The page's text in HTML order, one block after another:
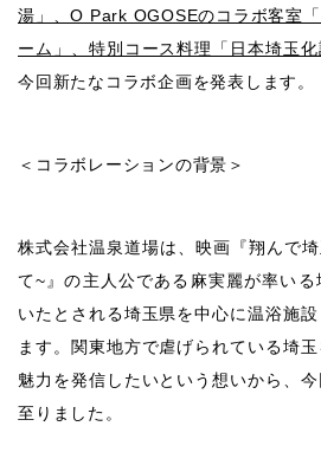
湯」、O Park OGOSEのコラボ客室
ーム」、特別コース料理「日本埼玉化
今回新たなコラボ企画を発表します。
＜コラボレーションの背景＞
株式会社温泉道場は、映画『翔んで
て~』の主人公である麻実麗が率い
いたとされる埼玉県を中心に温浴施
ます。関東地方で虐げられている埼
魅力を発信したいという想いから、
至りました。